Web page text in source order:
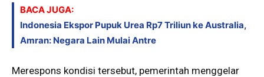
BACA JUGA:
Indonesia Ekspor Pupuk Urea Rp7 Triliun ke Australia,
Amran: Negara Lain Mulai Antre
Merespons kondisi tersebut, pemerintah menggelar